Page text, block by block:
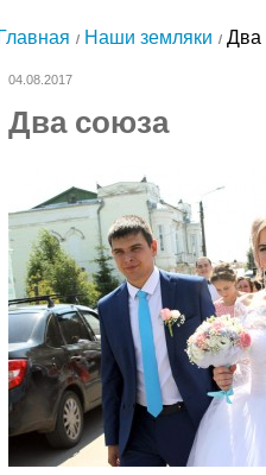
Наши земляки Два
04.08.2017
Два союза